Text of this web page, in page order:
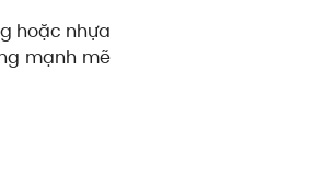
hoặc nhựa
mạnh mẽ